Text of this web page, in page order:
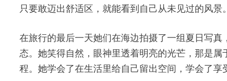
只要敢迈出舒适区，就能看到自己从未见过的风景。
在旅行的最后一天她们在海边拍摄了一组夏日写
态。她笑得自然，眼神里透着明亮的光芒，那是
程。她学会了在生活里给自己留出空间，学会了享